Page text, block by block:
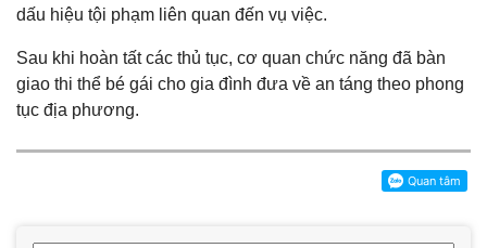
dấu hiệu tội phạm liên quan đến vụ việc.
Sau khi hoàn tất các thủ tục, cơ quan chức năng đã bàn
giao thi thể bé gái cho gia đình đưa về an táng theo phong
tục địa phương.